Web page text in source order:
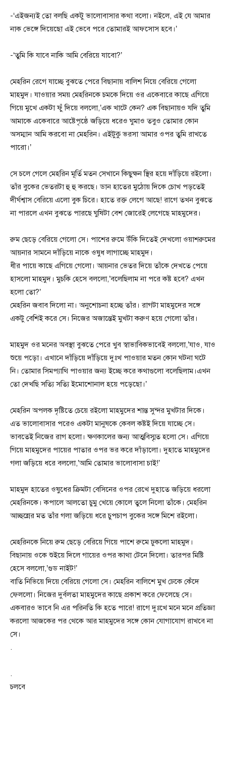
-‘এইজন্যই তো বলছি একটু ভালোবাসার কথা বলো। নইলে, এই যে আমার
নাক ভেঙ্গে দিয়েছো এই ভেবে পরে তোমারই আফসোস হবে।’
-‘তুমি কি যাবে নাকি আমি বেরিয়ে যাবো?’
মেহরিন রেগে যাচ্ছে বুঝতে পেরে বিছানায় বালিশ নিয়ে বেরিয়ে গেলো
মাহমুদ। যাওয়ার সময় মেহরিনকে চমকে দিয়ে ওর একেবারে কাছে এগিয়ে
গিয়ে মুখে একটা ফুঁ দিয়ে বললো,’এক খাটে কেন? এক বিছানায়ও যদি তুমি
আমাকে একেবারে আষ্টেপৃষ্ঠে জড়িয়ে ধরেও ঘুমাও তবুও তোমার কোন
অসম্মান আমি করবো না মেহরিন। এইটুকু ভরসা আমার ওপর তুমি রাখতে
পারো।’
সে চলে গেলে মেহরিন মূর্তি মতন সেখানে কিছুক্ষন স্থির হয়ে দাঁড়িয়ে রইলো।
তাঁর বুকের ভেতরটা হু হু করছে। ডান হাতের মুঠোয় দিকে চোখ পড়তেই
দীর্ঘশ্বাস বেরিয়ে এলো বুক চিরে। হাতে রক্ত লেগে আছে! রাগে তখন বুঝতে
না পারলে এখন বুঝতে পারছে ঘুষিটা বেশ জোরেই লেগেছে মাহমুদের।
রুম ছেড়ে বেরিয়ে গেলো সে। পাশের রুমে উঁকি দিতেই দেখলো ওয়াশরুমের
আয়নার সামনে দাঁড়িয়ে নাকে ওষুধ লাগাচ্ছে মাহমুদ।
ধীর পায়ে কাছে এগিয়ে গেলো। আয়নার ভেতর দিয়ে তাঁকে দেখতে পেয়ে
হাসলো মাহমুদ। মুচকি হেসে বললো,’বলেছিলাম না পরে কষ্ট হবে? এখন
হলো তো?’
মেহরিন জবাব দিলো না। অনুশোচনা হচ্ছে তাঁর। রাগটা মাহমুদের সঙ্গে
একটু বেশিই করে সে। নিজের অজান্তেই মুখটা করুণ হয়ে গেলো তাঁর।
মাহমুদ ওর মনের অবস্থা বুঝতে পেরে খুব স্বাভাবিকভাবেই বললো,’যাও, যাও
শুয়ে পড়ো। এখানে দাঁড়িয়ে দাঁড়িয়ে দুঃখ পাওয়ার মতন কোন ঘটনা ঘটে
নি। তোমার সিমপ্যাথি পাওয়ার জন্য ইচ্ছে করে কথাগুলো বলেছিলাম।এখন
তো দেখছি সত্যি সত্যি ইমোশোনাল হয়ে পড়েছো।’
মেহরিন অপলক দৃষ্টিতে চেয়ে রইলো মাহমুদের শান্ত সুন্দর মুখটার দিকে।
এত ভালোবাসার পরেও একটা মানুষকে কেবল কষ্টই দিয়ে যাচ্ছে সে।
ভাবতেই নিজের রাগ হলো। ক্ষণকালের জন্য আত্মবিস্মৃত হলো সে। এগিয়ে
গিয়ে মাহমুদের পায়ের পাতার ওপর ভর করে দাঁড়ালো। দুহাতে মাহমুদের
গলা জড়িয়ে ধরে বললো,’আমি তোমার ভালোবাসা চাই!’
মাহমুদ হাতের ওষুধের ক্রিমটা বেসিনের ওপর রেখে দুহাতে জড়িয়ে ধরলো
মেহরিনকে। কপালে আলতো চুমু খেয়ে কোলে তুলে নিলো তাঁকে। মেহরিন
আচ্ছন্নের মত তাঁর গলা জড়িয়ে ধরে চুপচাপ বুকের সঙ্গে মিশে রইলো।
মেহরিনকে নিয়ে রুম ছেড়ে বেরিয়ে গিয়ে পাশে রুমে ঢুকলো মাহমুদ।
বিছানায় ওকে শুইয়ে দিলে গায়ের ওপর কাথা টেনে দিলো। তারপর মিষ্টি
হেসে বললো,’গুড নাইট!’
বাতি নিভিয়ে দিয়ে বেরিয়ে গেলো সে। মেহরিন বালিশে মুখ ঢেকে কেঁদে
ফেললো। নিজের দুর্বলতা মাহমুদের কাছে প্রকাশ করে ফেলেছে সে।
একবারও ভাবে নি এর পরিনতি কি হতে পারে! রাগে দুঃখে মনে মনে প্রতিজ্ঞা
করলো আজকের পর থেকে আর মাহমুদের সঙ্গে কোন যোগাযোগ রাখবে না
সে।
.
.
চলবে